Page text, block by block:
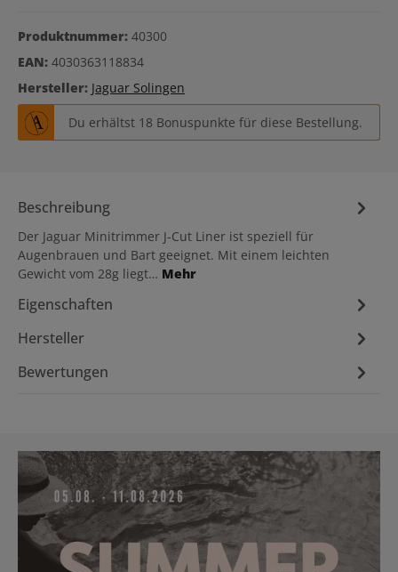
Produktnummer: 40300
EAN: 4030363118834
Hersteller: Jaguar Solingen
Du erhältst 18 Bonuspunkte für diese Bestellung.
Beschreibung
Der Jaguar Minitrimmer J-Cut Liner ist speziell für
Augenbrauen und Bart geeignet. Mit einem leichten
Gewicht vom 28g liegt… Mehr
Eigenschaften
Hersteller
Bewertungen